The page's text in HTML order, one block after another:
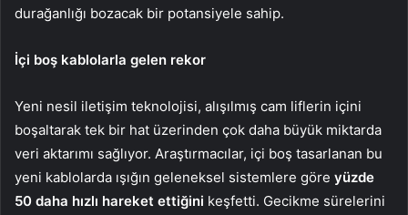
durağanlığı bozacak bir potansiyele sahip.
İçi boş kablolarla gelen rekor
Yeni nesil iletişim teknolojisi, alışılmış cam liflerin içini
boşaltarak tek bir hat üzerinden çok daha büyük miktarda
veri aktarımı sağlıyor. Araştırmacılar, içi boş tasarlanan bu
yeni kablolarda ışığın geleneksel sistemlere göre yüzde
50 daha hızlı hareket ettiğini keşfetti. Gecikme sürelerini